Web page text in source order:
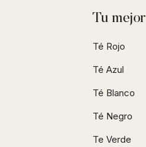
Tu mejor
Té Rojo
Té Azul
Té Blanco
Té Negro
Te Verde